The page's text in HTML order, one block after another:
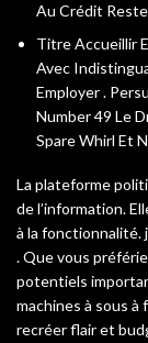
Au Crédit
Titre Accueillir
Avec
Employer .
Number 49 Le
Spare Whirl Et
La plateforme
de l’information.
à la fonctionnalité.
. Que vous
potentiels
machines à sous
recréer flair et